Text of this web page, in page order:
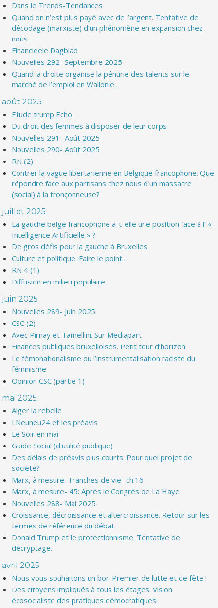
Dans le Trends-Tendances
Quand on n’est plus payé avec de l’argent. Tentative de
décodage (marxiste) d’un phénomène en expansion chez
nous.
Financieele Dagblad
Nouvelles 292- Septembre 2025
Quand la droite organise la pénurie des talents sur le
marché de l’emploi en Wallonie…
août 2025
Etude trump Echo
Du droit des femmes à disposer de leur corps
Nouvelles 291- Août 2025
Nouvelles 290- Août 2025
RN (2)
Contrer la vague libertarienne en Belgique francophone. Que
répondre face aux partisans chez nous d’un massacre
(social) à la tronçonneuse?
juillet 2025
La gauche belge francophone a-t-elle une position face à l’ «
Intelligence Artificielle » ?
De gros défis pour la gauche à Bruxelles
Culture et politique. Faire le point…
RN 4 (1)
Diffusion en milieu populaire
juin 2025
Nouvelles 289- Juin 2025
CSC (2)
Avec Pirnay et Tamellini. Sur Mediapart
Finances publiques bruxelloises. Petit tour d’horizon.
Le fémonationalisme ou l’instrumentalisation raciste du
féminisme
Opinion CSC (partie 1)
mai 2025
Alger la rebelle
LNeuneu24 et les préavis
Le Soir en mai
Guide Social (d'utilité publique)
Des délais de préavis plus courts. Pour quel projet de
société?
Marx, à mesure: Tranches de vie- ch.16
Marx, à mesure- 45: Après le Congrès de La Haye
Nouvelles 288- Mai 2025
Croissance, décroissance et altercroissance. Retour sur les
termes de référence du débat.
Donald Trump et le protectionnisme. Tentative de
décryptage.
avril 2025
Nous vous souhaitons un bon Premier de lutte et de fête !
Des citoyens impliqués à tous les étages. Vision
écosocialiste des pratiques démocratiques.